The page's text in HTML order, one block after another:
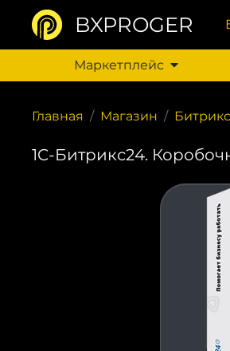
BXPROGER
Маркетплейс
Главная Магазин Битрикс
1C-Битрикс24.